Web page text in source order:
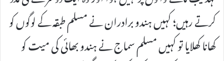
کرتے رہیں؛ کہیں ہندو برادران نے مسلم طبقہ کے لوگوں کو
کھانا کھلایا تو کہیں مسلم سماج نے ہندو بھائی کی میت کو